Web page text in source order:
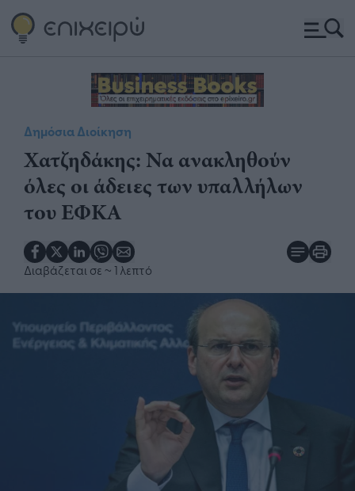
Δημόσια Διοίκηση
Χατζηδάκης: Να ανακληθούν
όλες οι άδειες των υπαλλήλων
του ΕΦΚΑ
Διαβάζεται σε ~ 1 λεπτό